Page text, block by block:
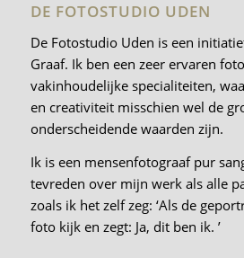
DE FOTOSTUDIO UDEN
De Fotostudio Uden is een
Graaf. Ik ben een zeer ervaren
vakinhoudelijke specialiteiten,
en creativiteit misschien wel de
onderscheidende waarden zijn.
Ik is een mensenfotograaf pur
tevreden over mijn werk als alle
zoals ik het zelf zeg: ‘Als de
foto kijk en zegt: Ja, dit ben ik. ’